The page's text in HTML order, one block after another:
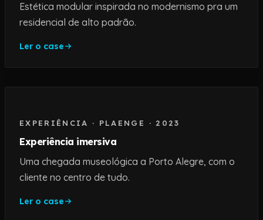
Estética modular inspirada no modernismo pra um
residencial de alto padrão.
Ler o case
EXPERIÊNCIA · PLAENGE · 2023
Experiência imersiva
Uma chegada museológica a Porto Alegre, com o
cliente no centro de tudo.
Ler o case